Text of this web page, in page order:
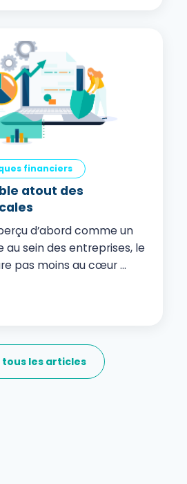
financiers
atout des
d’abord comme un
sein des entreprises, le
pas moins au cœur ...
tous les articles